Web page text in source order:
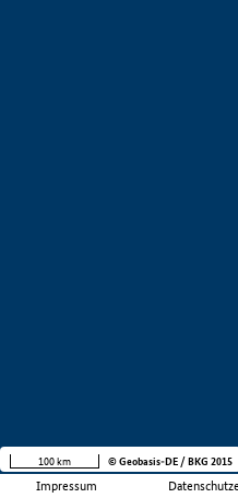
Impressum
100 km © Geobasis-DE / BKG 2015